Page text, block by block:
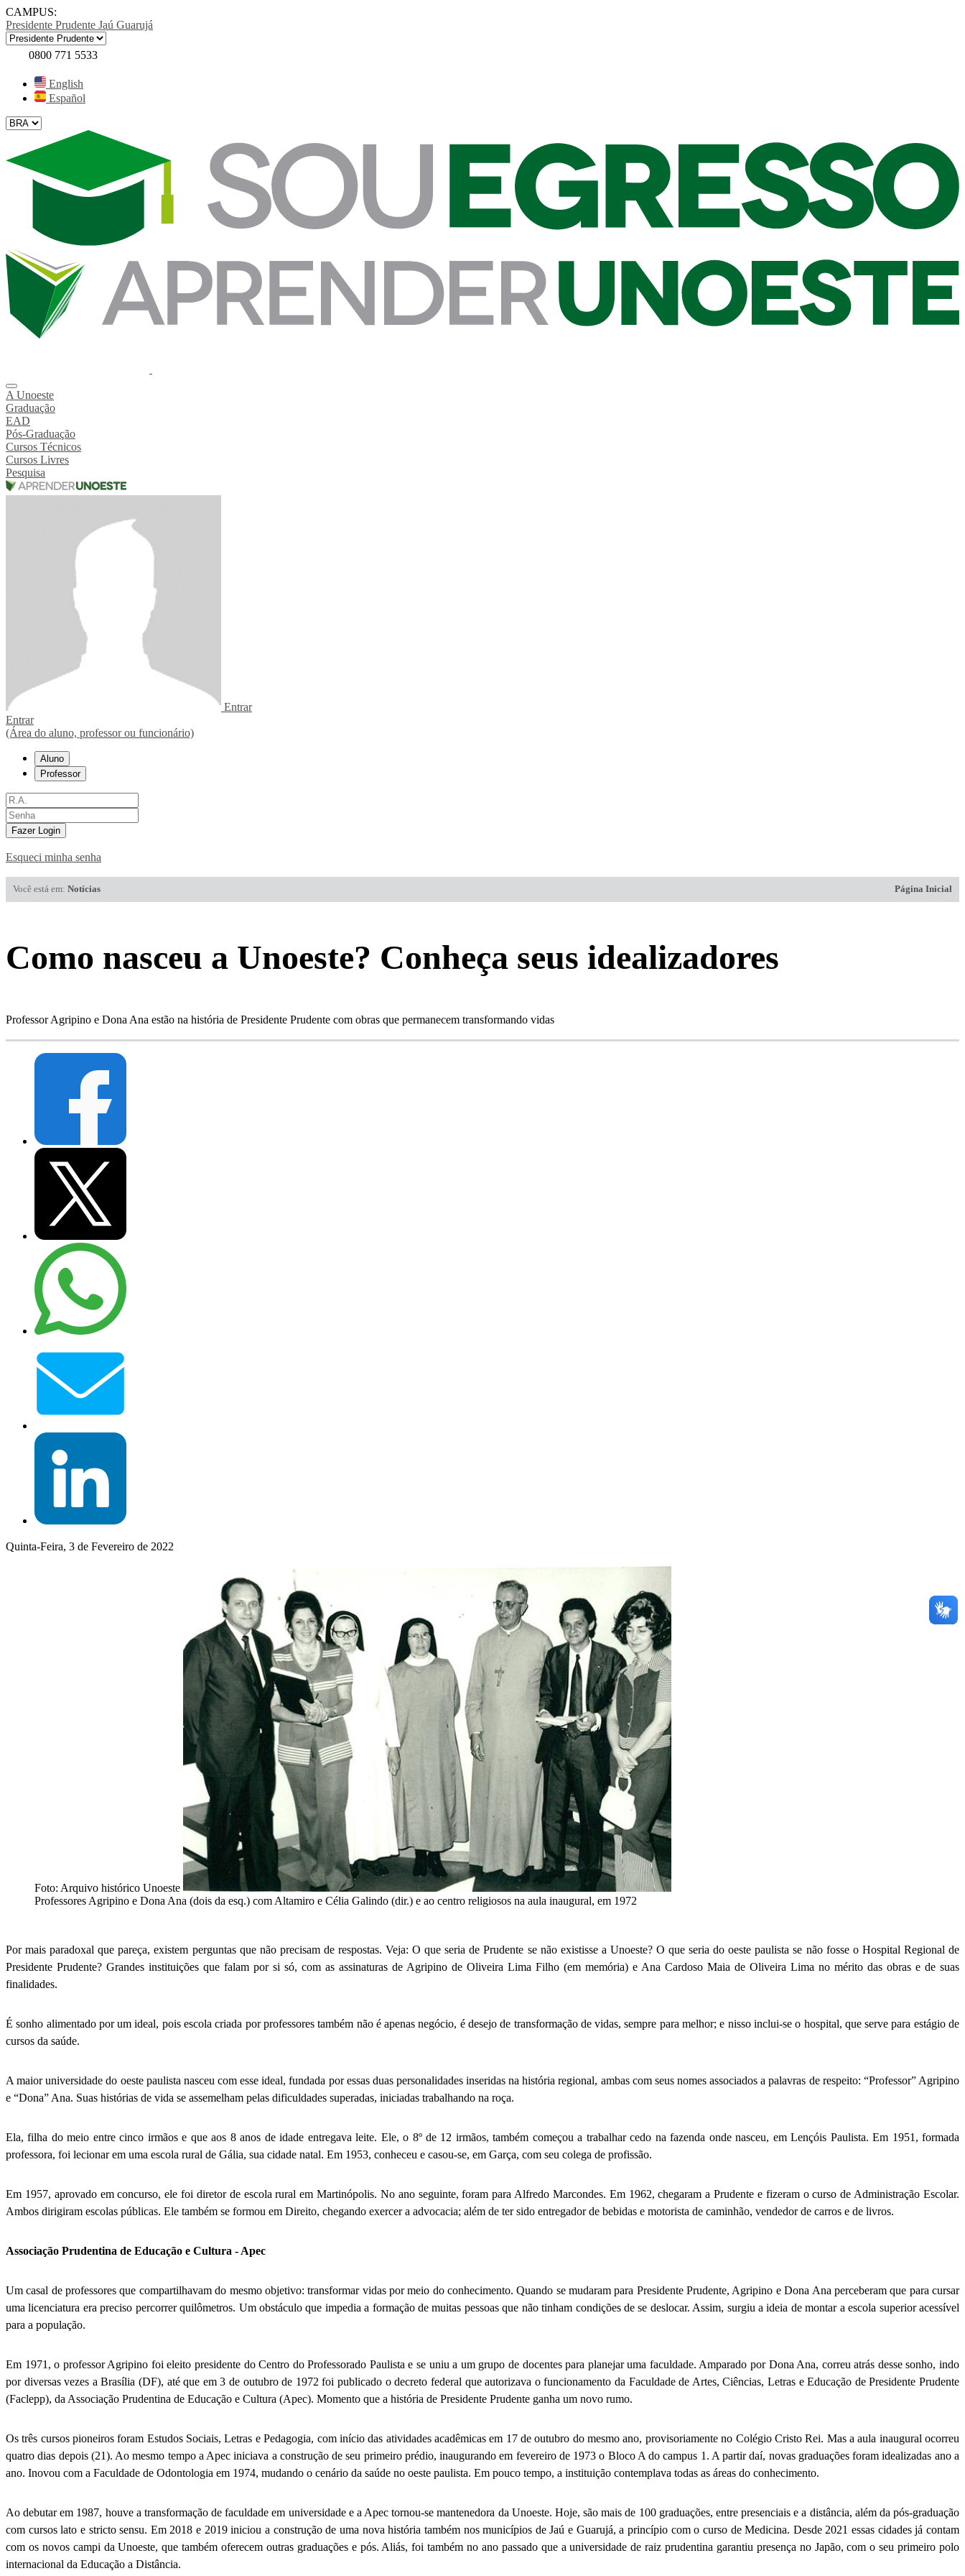
CAMPUS:
Presidente Prudente Jaú Guarujá
0800 771 5533
English
Español
A Unoeste
Graduação
EAD
Pós-Graduação
Cursos Técnicos
Cursos Livres
Pesquisa
Entrar
Entrar
(Área do aluno, professor ou funcionário)
Aluno
Professor
Fazer Login
Esqueci minha senha
Você está em: Notícias Página Inicial
Como nasceu a Unoeste? Conheça seus idealizadores
Professor Agripino e Dona Ana estão na história de Presidente Prudente com obras que permanecem transformando vidas
Quinta-Feira, 3 de Fevereiro de 2022
Foto: Arquivo histórico Unoeste
Professores Agripino e Dona Ana (dois da esq.) com Altamiro e Célia Galindo (dir.) e ao centro religiosos na aula inaugural, em 1972
Por mais paradoxal que pareça, existem perguntas que não precisam de respostas. Veja: O que seria de Prudente se não existisse a Unoeste? O que seria do oeste paulista se não fosse o Hospital Regional de
Presidente Prudente? Grandes instituições que falam por si só, com as assinaturas de Agripino de Oliveira Lima Filho (em memória) e Ana Cardoso Maia de Oliveira Lima no mérito das obras e de suas
finalidades.
É sonho alimentado por um ideal, pois escola criada por professores também não é apenas negócio, é desejo de transformação de vidas, sempre para melhor; e nisso inclui-se o hospital, que serve para estágio de
cursos da saúde.
A maior universidade do oeste paulista nasceu com esse ideal, fundada por essas duas personalidades inseridas na história regional, ambas com seus nomes associados a palavras de respeito: “Professor” Agripino
e “Dona” Ana. Suas histórias de vida se assemelham pelas dificuldades superadas, iniciadas trabalhando na roça.
Ela, filha do meio entre cinco irmãos e que aos 8 anos de idade entregava leite. Ele, o 8º de 12 irmãos, também começou a trabalhar cedo na fazenda onde nasceu, em Lençóis Paulista. Em 1951, formada
professora, foi lecionar em uma escola rural de Gália, sua cidade natal. Em 1953, conheceu e casou-se, em Garça, com seu colega de profissão.
Em 1957, aprovado em concurso, ele foi diretor de escola rural em Martinópolis. No ano seguinte, foram para Alfredo Marcondes. Em 1962, chegaram a Prudente e fizeram o curso de Administração Escolar.
Ambos dirigiram escolas públicas. Ele também se formou em Direito, chegando exercer a advocacia; além de ter sido entregador de bebidas e motorista de caminhão, vendedor de carros e de livros.
Associação Prudentina de Educação e Cultura - Apec
Um casal de professores que compartilhavam do mesmo objetivo: transformar vidas por meio do conhecimento. Quando se mudaram para Presidente Prudente, Agripino e Dona Ana perceberam que para cursar
uma licenciatura era preciso percorrer quilômetros. Um obstáculo que impedia a formação de muitas pessoas que não tinham condições de se deslocar. Assim, surgiu a ideia de montar a escola superior acessível
para a população.
Em 1971, o professor Agripino foi eleito presidente do Centro do Professorado Paulista e se uniu a um grupo de docentes para planejar uma faculdade. Amparado por Dona Ana, correu atrás desse sonho, indo
por diversas vezes a Brasília (DF), até que em 3 de outubro de 1972 foi publicado o decreto federal que autorizava o funcionamento da Faculdade de Artes, Ciências, Letras e Educação de Presidente Prudente
(Faclepp), da Associação Prudentina de Educação e Cultura (Apec). Momento que a história de Presidente Prudente ganha um novo rumo.
Os três cursos pioneiros foram Estudos Sociais, Letras e Pedagogia, com início das atividades acadêmicas em 17 de outubro do mesmo ano, provisoriamente no Colégio Cristo Rei. Mas a aula inaugural ocorreu
quatro dias depois (21). Ao mesmo tempo a Apec iniciava a construção de seu primeiro prédio, inaugurando em fevereiro de 1973 o Bloco A do campus 1. A partir daí, novas graduações foram idealizadas ano a
ano. Inovou com a Faculdade de Odontologia em 1974, mudando o cenário da saúde no oeste paulista. Em pouco tempo, a instituição contemplava todas as áreas do conhecimento.
Ao debutar em 1987, houve a transformação de faculdade em universidade e a Apec tornou-se mantenedora da Unoeste. Hoje, são mais de 100 graduações, entre presenciais e a distância, além da pós-graduação
com cursos lato e stricto sensu. Em 2018 e 2019 iniciou a construção de uma nova história também nos municípios de Jaú e Guarujá, a princípio com o curso de Medicina. Desde 2021 essas cidades já contam
com os novos campi da Unoeste, que também oferecem outras graduações e pós. Aliás, foi também no ano passado que a universidade de raiz prudentina garantiu presença no Japão, com o seu primeiro polo
internacional da Educação a Distância.